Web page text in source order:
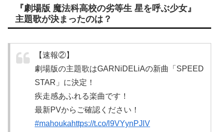
『劇場版 魔法科高校の劣等生 星を呼ぶ少女』
主題歌が決まったのは？
【速報②】
劇場版の主題歌はGARNiDELiAの新曲「SPEED
STAR」に決定！
疾走感あふれる楽曲です！
最新PVからご確認ください！
#mahoukahttps://t.co/l9VYynPJlV